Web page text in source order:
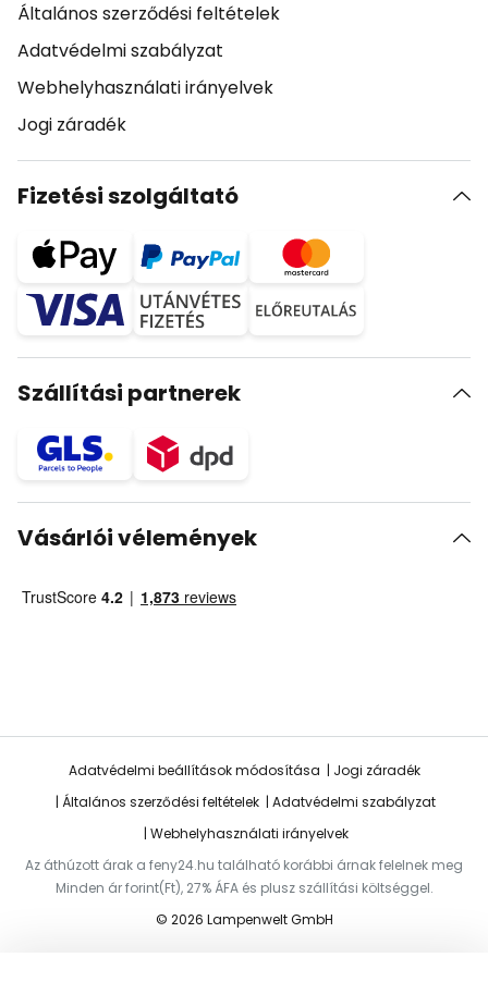
Általános szerződési feltételek
Adatvédelmi szabályzat
Webhelyhasználati irányelvek
Jogi záradék
Fizetési szolgáltató
Szállítási partnerek
Vásárlói vélemények
Adatvédelmi beállítások módosítása
Jogi záradék
Általános szerződési feltételek
Adatvédelmi szabályzat
Webhelyhasználati irányelvek
Az áthúzott árak a feny24.hu található korábbi árnak felelnek meg
Minden ár forint(Ft), 27% ÁFA és plusz szállítási költséggel.
© 2026 Lampenwelt GmbH